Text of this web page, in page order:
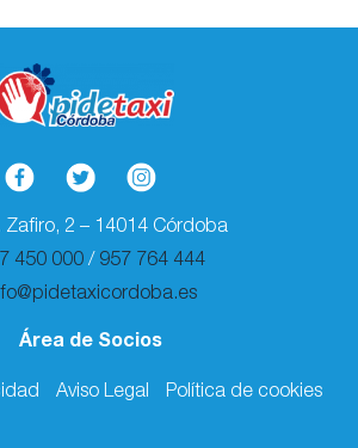
Zafiro, 2 – 14014 Córdoba
450 000/ 957 764 444
Área de Socios
Aviso Legal Política de cookies